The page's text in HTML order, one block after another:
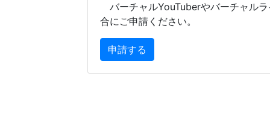
バーチャルYouTuberやバーチャル
合にご申請ください。
申請する